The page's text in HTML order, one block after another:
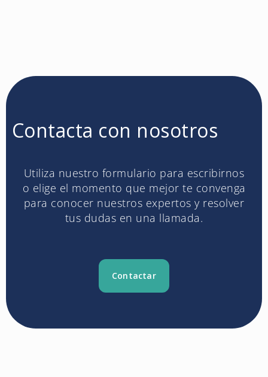
Contacta con nosotros
Utiliza nuestro formulario para escribirnos
o elige el momento que mejor te convenga
para conocer nuestros expertos y resolver
tus dudas en una llamada.
Contactar